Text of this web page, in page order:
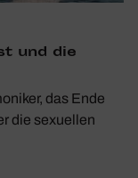
und die
das Ende
die sexuellen